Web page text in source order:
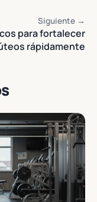
Siguiente →
para fortalecer
rápidamente